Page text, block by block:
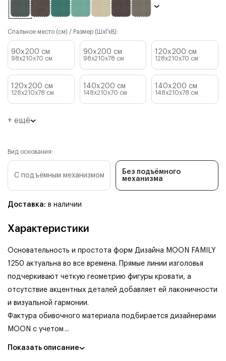
Спальное место (см) / Размер (ШхГхВ):
90x200 см
98x210x70 см
90x200 см
98x210x78 см
120x200 см
128x210x70 см
120x200 см
128x210x78 см
140x200 см
148x210x70 см
140x200 см
148x210x78 см
+ ещё
Вид основания:
С подъёмным механизмом
Без подъёмного
механизма
Доставка: в наличии
Характеристики
Основательность и простота форм Дизайна MOON FAMILY
1250 актуальна во все времена. Прямые линии изголовья
подчеркивают четкую геометрию фигуры кровати, а
отсутствие акцентных деталей добавляет ей лаконичности
и визуальной гармонии.
Фактура обивочного материала подбирается дизайнерами
MOON с учетом ...
Показать описание